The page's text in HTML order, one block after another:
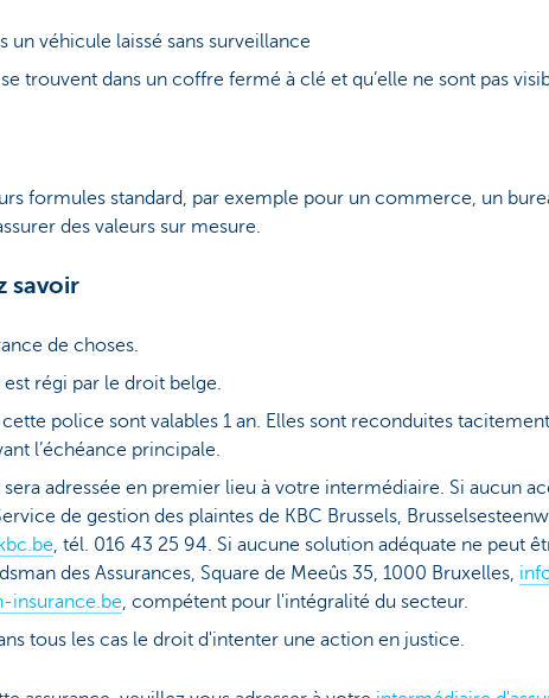
un véhicule laissé sans surveillance
trouvent dans un coffre fermé à clé et qu’elle ne sont pas
formules standard, par exemple pour un commerce, un
des valeurs sur mesure.
savoir
de choses.
est régi par le droit belge.
cette police sont valables 1 an. Elles sont reconduites
l’échéance principale.
adressée en premier lieu à votre intermédiaire. Si aucun
de gestion des plaintes de KBC Brussels,
, tél. 016 43 25 94. Si aucune solution adéquate ne peut
des Assurances, Square de Meeûs 35, 1000 Bruxelles,
insurance.be , compétent pour l'intégralité du secteur.
tous les cas le droit d'intenter une action en justice.